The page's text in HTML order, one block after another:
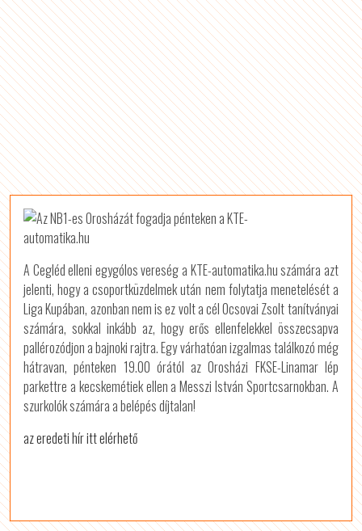
A Cegléd elleni egygólos vereség a KTE-automatika.hu számára azt
jelenti, hogy a csoportküzdelmek után nem folytatja menetelését a
Liga Kupában, azonban nem is ez volt a cél Ocsovai Zsolt tanítványai
számára, sokkal inkább az, hogy erős ellenfelekkel összecsapva
pallérozódjon a bajnoki rajtra. Egy várhatóan izgalmas találkozó még
hátravan, pénteken 19.00 órától az Orosházi FKSE-Linamar lép
parkettre a kecskemétiek ellen a Messzi István Sportcsarnokban. A
szurkolók számára a belépés díjtalan!
az eredeti hír itt elérhető